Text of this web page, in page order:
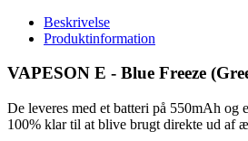
Beskrivelse
Produktinformation
VAPESON E - Blue Freeze
De leveres med et batteri på 550mAh og
100% klar til at blive brugt direkte ud af